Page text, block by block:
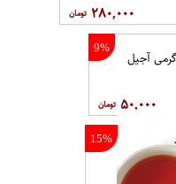
۲۸۰,۰۰۰
9%
چای ماسالا بسته 100 گرمی آجیل
۵۰,۰۰۰
15%